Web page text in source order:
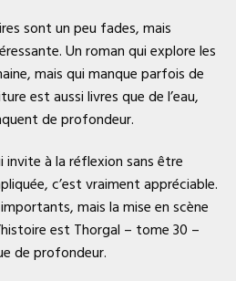
sont un peu fades, mais
Un roman qui explore les
mais qui manque parfois de
est aussi livres que de l’eau,
de profondeur.
à la réflexion sans être
c’est vraiment appréciable.
mais la mise en scène
est Thorgal – tome 30 –
de profondeur.